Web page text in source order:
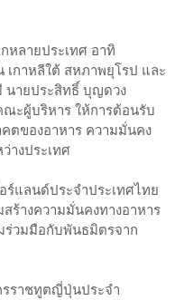
ลายประเทศ อาทิ
เกาหลีใต้ สหภาพยุโรป และ
นายประสิทธิ์ บุญดวง
ะผู้บริหาร ให้การต้อนรับ
ตของอาหาร ความมั่นคง
างประเทศ
ร์แลนด์ประจำประเทศไทย
ร้างความมั่นคงทางอาหาร
ร่วมมือกับพันธมิตรจาก
รราชทูตญี่ปุ่นประจำ